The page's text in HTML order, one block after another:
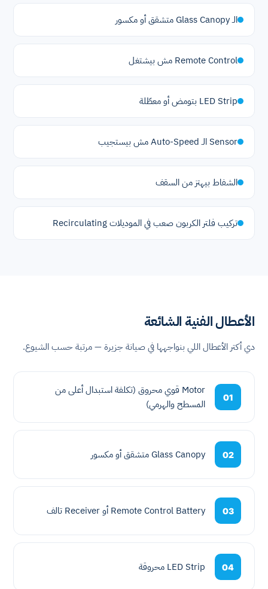
الـ Glass Canopy متشقق أو مكسور
Remote Control مش بيشتغل
LED Strip بتومض أو معطّلة
Sensor الـ Auto-Speed مش بيستجيب
الشفاط بيهتز من السقف
تركيب فلتر الكربون صعب في الموديلات Recirculating
الأعطال الفنية الشائعة
دي أكتر الأعطال اللي بنواجهها في صيانة جزيرة — مرتبة حسب الشيوع.
01
Motor قوي محروق (تكلفة استبدال أعلى من
المسطح والهرمي)
02 Glass Canopy متشقق أو مكسور
03 Remote Control Battery أو Receiver تالف
04 LED Strip محروقة